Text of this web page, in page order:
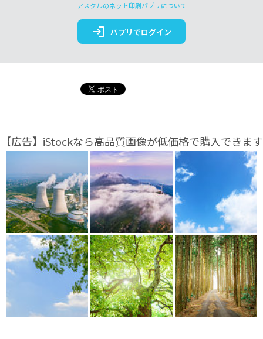
アスクルのネット印刷パプリについて
login パプリでログイン
【広告】iStockなら高品質画像が低価格で購入できます